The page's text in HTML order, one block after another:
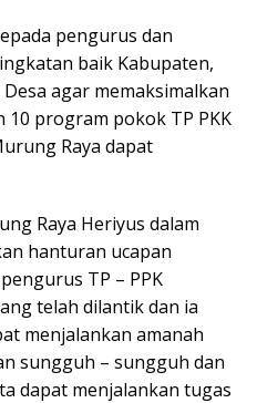
pengurus dan
baik Kabupaten,
agar memaksimalkan
program pokok TP PKK
Raya dapat
Raya Heriyus dalam
hanturan ucapan
TP – PPK
telah dilantik dan ia
menjalankan amanah
sungguh – sungguh dan
dapat menjalankan tugas